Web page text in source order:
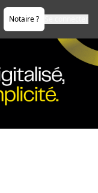
Notaire ?